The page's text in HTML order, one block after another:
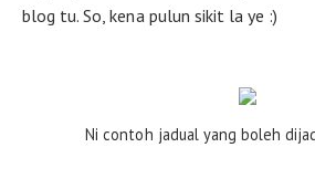
blog tu. So, kena pulun sikit la ye :)
Ni contoh jadual yang boleh